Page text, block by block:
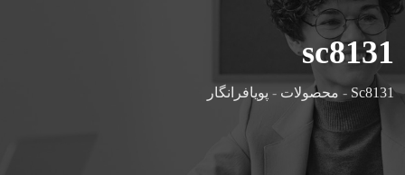
sc8131
Sc8131
- محصولات - پویافرانگار